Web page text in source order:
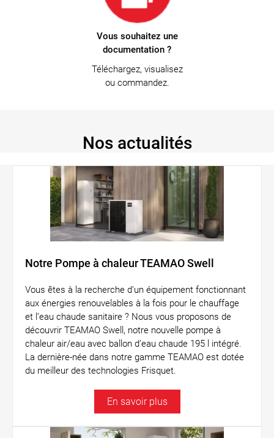
Vous souhaitez une
documentation ?
Téléchargez, visualisez
ou commandez.
Nos actualités
Notre Pompe à chaleur TEAMAO Swell
Vous êtes à la recherche d’un équipement fonctionnant
aux énergies renouvelables à la fois pour le chauffage
et l’eau chaude sanitaire ? Nous vous proposons de
découvrir TEAMAO Swell, notre nouvelle pompe à
chaleur air/eau avec ballon d’eau chaude 195 l intégré.
La dernière-née dans notre gamme TEAMAO est dotée
du meilleur des technologies Frisquet.
En savoir plus